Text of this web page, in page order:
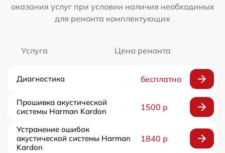
оказания услуг при условии наличия необходимых
для ремонта комплектующих
Услуга Цена ремонта
Диагностика бесплатно
Прошивка акустической
системы Harman Kardon
1500 р
Устранение ошибок
акустической системы Harman
Kardon
1840 р